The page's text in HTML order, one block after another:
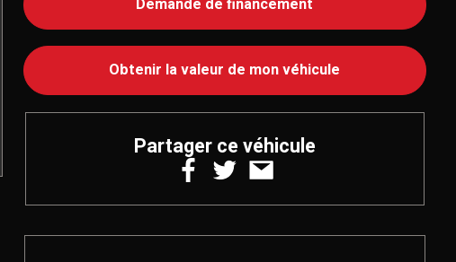
Demande de financement
Obtenir la valeur de mon véhicule
Partager ce véhicule